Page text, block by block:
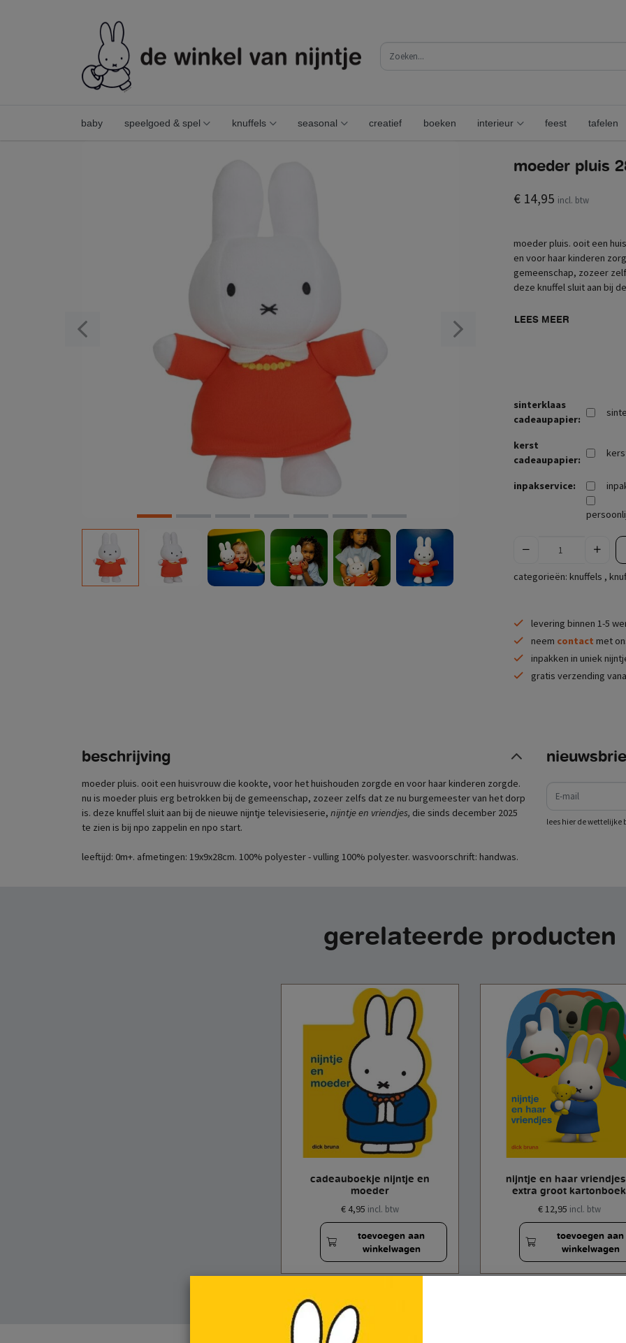
baby speelgoed & spel knuffels seasonal creatief boeken interieur feest tafelen
moeder pluis 28 cm
moeder pluis
€ 14,95 incl. btw
moeder pluis. ooit een
en voor haar kinderen
gemeenschap, zozeer
deze knuffel sluit aan bij
LEES MEER
sinterklaas
cadeaupapier:
kerst
cadeaupapier:
inpakservice:
categorieën: knuffels ,
levering binnen 1-5
neem contact met
inpakken in uniek
gratis verzending
beschrijving
moeder pluis. ooit een huisvrouw die kookte, voor het huishouden zorgde en voor haar kinderen zorgde.
nu is moeder pluis erg betrokken bij de gemeenschap, zozeer zelfs dat ze nu burgemeester van het dorp
is. deze knuffel sluit aan bij de nieuwe nijntje televisieserie, nijntje en vriendjes, die sinds december 2025
te zien is bij npo zappelin en npo start.
leeftijd: 0m+. afmetingen: 19x9x28cm. 100% polyester - vulling 100% polyester. wasvoorschrift: handwas.
e-mail
lees hier de wettelijke
gerelateerde producten
cadeauboekje nijntje en
moeder
€ 4,95 incl. btw
toevoegen aan
winkelwagen
nijntje en haar
extra groot kartonboek
€ 12,95 incl. btw
toevoegen aan
winkelwagen